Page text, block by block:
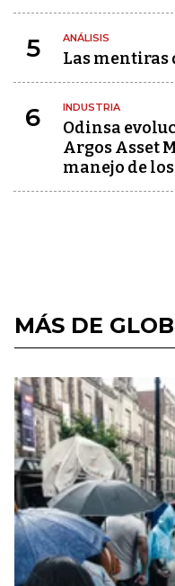
5 ANÁLISIS
Las mentiras
6 INDUSTRIA
Odinsa
Argos Asset
manejo de
MÁS DE